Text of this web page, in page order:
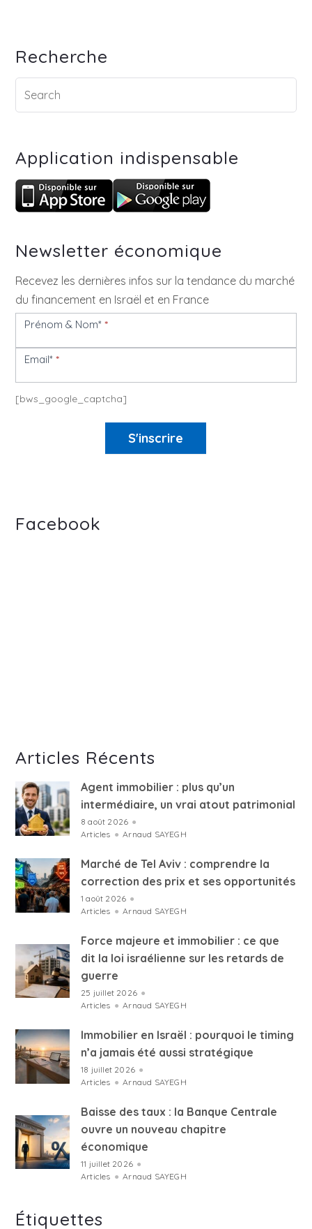
Recherche
Application indispensable
Newsletter économique
Recevez les dernières infos sur la tendance du marché
du financement en Israël et en France
Newsletter
Prénom & Nom**
Email**
[bws_google_captcha]
S'inscrire
Facebook
Articles Récents
Agent immobilier : plus qu’un
intermédiaire, un vrai atout patrimonial
8 août 2026 ●
Articles ● Arnaud SAYEGH
Marché de Tel Aviv : comprendre la
correction des prix et ses opportunités
1 août 2026 ●
Articles ● Arnaud SAYEGH
Force majeure et immobilier : ce que
dit la loi israélienne sur les retards de
guerre
25 juillet 2026 ●
Articles ● Arnaud SAYEGH
Immobilier en Israël : pourquoi le timing
n’a jamais été aussi stratégique
18 juillet 2026 ●
Articles ● Arnaud SAYEGH
Baisse des taux : la Banque Centrale
ouvre un nouveau chapitre
économique
11 juillet 2026 ●
Articles ● Arnaud SAYEGH
Étiquettes